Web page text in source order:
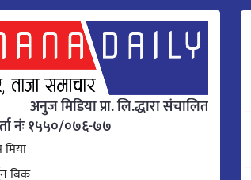
अनुज मिडिया प्रा. लि.द्धारा संचालित
नंः १५५०/०७६-७७
बिक